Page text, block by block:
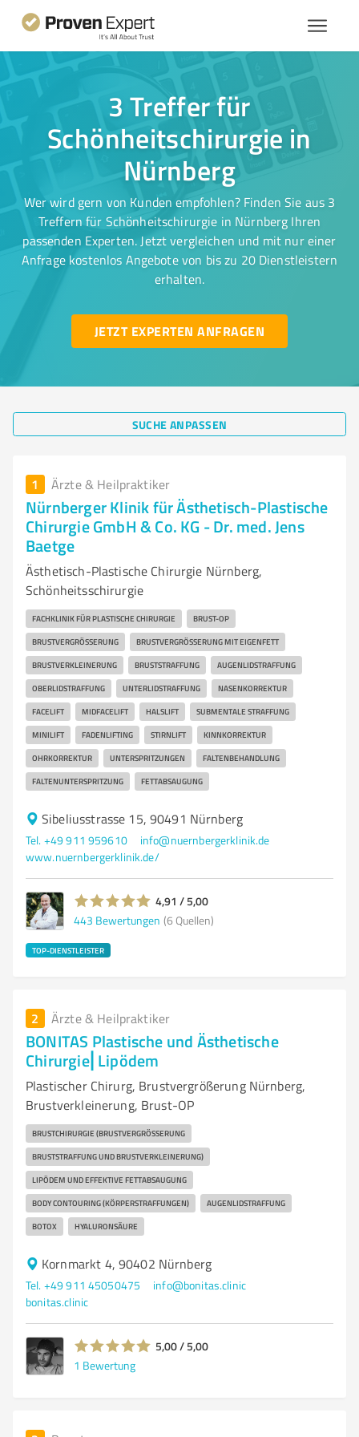
3 Treffer für
Schönheitschirurgie in
Nürnberg
Wer wird gern von Kunden empfohlen? Finden Sie aus 3
Treffern für Schönheitschirurgie in Nürnberg Ihren
passenden Experten. Jetzt vergleichen und mit nur einer
Anfrage kostenlos Angebote von bis zu 20 Dienstleistern
erhalten.
JETZT EXPERTEN ANFRAGEN
SUCHE ANPASSEN
1 Ärzte & Heilpraktiker
Nürnberger Klinik für Ästhetisch-Plastische
Chirurgie GmbH & Co. KG - Dr. med. Jens
Baetge
Ästhetisch-Plastische Chirurgie Nürnberg,
Schönheitsschirurgie
FACHKLINIK FÜR PLASTISCHE CHIRURGIE BRUST-OP
BRUSTVERGRÖSSERUNG BRUSTVERGRÖSSERUNG MIT EIGENFETT
BRUSTVERKLEINERUNG BRUSTSTRAFFUNG AUGENLIDSTRAFFUNG
OBERLIDSTRAFFUNG UNTERLIDSTRAFFUNG NASENKORREKTUR
FACELIFT MIDFACELIFT HALSLIFT SUBMENTALE STRAFFUNG
MINILIFT FADENLIFTING STIRNLIFT KINNKORREKTUR
OHRKORREKTUR UNTERSPRITZUNGEN FALTENBEHANDLUNG
FALTENUNTERSPRITZUNG FETTABSAUGUNG
Sibeliusstrasse 15, 90491 Nürnberg
Tel. +49 911 959610
info@nuernbergerklinik.de
www.nuernbergerklinik.de/
4,91 / 5,00
443 Bewertungen (6 Quellen)
TOP-DIENSTLEISTER
2 Ärzte & Heilpraktiker
BONITAS Plastische und Ästhetische
Chirurgie⎜Lipödem
Plastischer Chirurg, Brustvergrößerung Nürnberg,
Brustverkleinerung, Brust-OP
BRUSTCHIRURGIE (BRUSTVERGRÖSSERUNG
BRUSTSTRAFFUNG UND BRUSTVERKLEINERUNG)
LIPÖDEM UND EFFEKTIVE FETTABSAUGUNG
BODY CONTOURING (KÖRPERSTRAFFUNGEN) AUGENLIDSTRAFFUNG
BOTOX HYALURONSÄURE
Kornmarkt 4, 90402 Nürnberg
Tel. +49 911 45050475
info@bonitas.clinic
bonitas.clinic
5,00 / 5,00
1 Bewertung